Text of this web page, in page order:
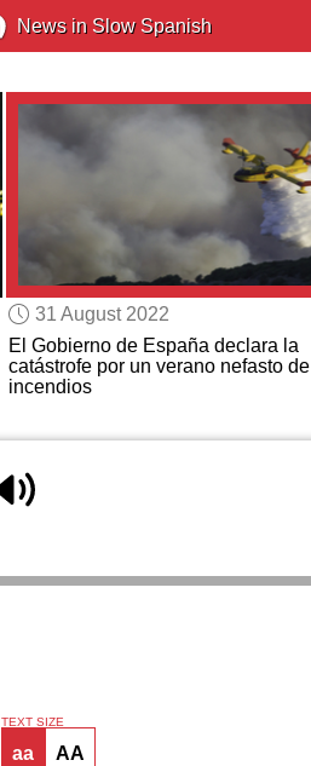
News in Slow Spanish
31 August 2022
El Gobierno de España declara la
catástrofe por un verano nefasto de
incendios
TEXT SIZE
aa AA